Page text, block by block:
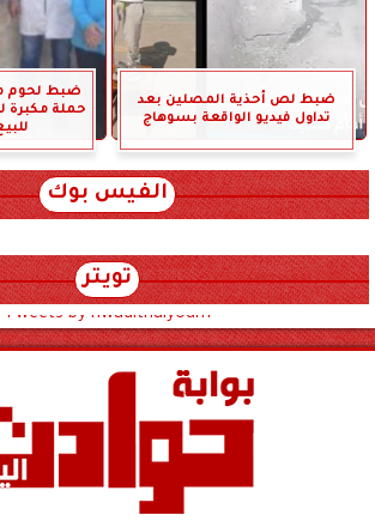
ضبط لص أحذية المصلين بعد
تداول فيديو الواقعة بسوهاج
ضبط لحوم
حملة مكبرة
الفيس بوك
تويتر
Tweets by hwadithalyoum